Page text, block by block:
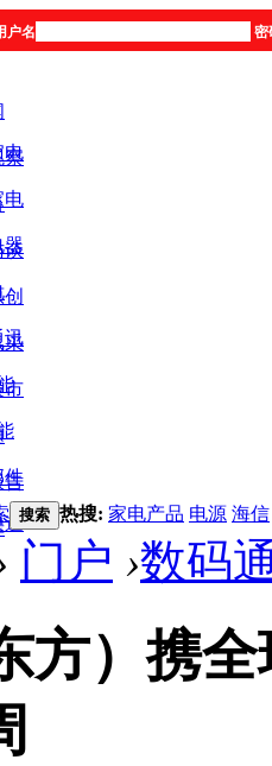
户名 密
察
谈
采
市
告
电
电
器
讯
件
道搜索 热搜: 家电产品 电源 海信
门户 ›数码
方）携